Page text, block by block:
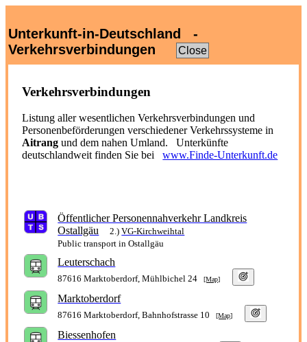
Unterkunft-in-Deutschland -
Verkehrsverbindungen
Close
Verkehrsverbindungen
Listung aller wesentlichen Verkehrsverbindungen und
Personenbeförderungen verschiedener Verkehrssysteme in
Aitrang und dem nahen Umland. Unterkünfte
deutschlandweit finden Sie beiwww.Finde-Unterkunft.de
Öffentlicher Personennahverkehr Landkreis
Ostallgäu
2.)VG-Kirchweihtal
Public transport in Ostallgäu
Leuterschach
87616 Marktoberdorf, Mühlbichel 24[Map]
Marktoberdorf
87616 Marktoberdorf, Bahnhofstrasse 10[Map]
Biessenhofen